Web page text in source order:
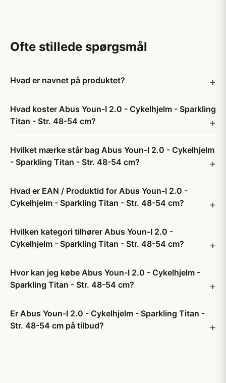
Ofte stillede spørgsmål
Hvad er navnet på produktet?
Hvad koster Abus Youn-I 2.0 - Cykelhjelm - Sparkling
Titan - Str. 48-54 cm?
Hvilket mærke står bag Abus Youn-I 2.0 - Cykelhjelm
- Sparkling Titan - Str. 48-54 cm?
Hvad er EAN / Produktid for Abus Youn-I 2.0 -
Cykelhjelm - Sparkling Titan - Str. 48-54 cm?
Hvilken kategori tilhører Abus Youn-I 2.0 -
Cykelhjelm - Sparkling Titan - Str. 48-54 cm?
Hvor kan jeg købe Abus Youn-I 2.0 - Cykelhjelm -
Sparkling Titan - Str. 48-54 cm?
Er Abus Youn-I 2.0 - Cykelhjelm - Sparkling Titan -
Str. 48-54 cm på tilbud?